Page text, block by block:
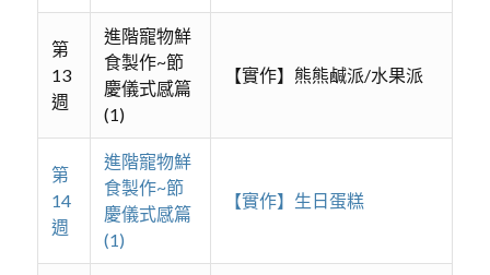
第
13
週
進階寵物鮮
食製作~節
慶儀式感篇
(1)
【實作】熊熊鹹派/水果派
第
14
週
進階寵物鮮
食製作~節
慶儀式感篇
(1)
【實作】生日蛋糕